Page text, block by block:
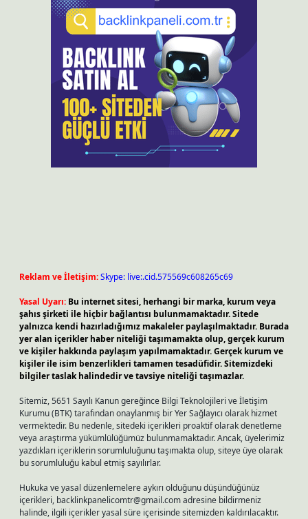
Reklam ve İletişim:Skype: live:.cid.575569c608265c69
Yasal Uyarı: Bu internet sitesi, herhangi bir marka, kurum veya
şahıs şirketi ile hiçbir bağlantısı bulunmamaktadır. Sitede
yalnızca kendi hazırladığımız makaleler paylaşılmaktadır. Burada
yer alan içerikler haber niteliği taşımamakta olup, gerçek kurum
ve kişiler hakkında paylaşım yapılmamaktadır. Gerçek kurum ve
kişiler ile isim benzerlikleri tamamen tesadüfidir. Sitemizdeki
bilgiler taslak halindedir ve tavsiye niteliği taşımazlar.
Sitemiz, 5651 Sayılı Kanun gereğince Bilgi Teknolojileri ve İletişim
Kurumu (BTK) tarafından onaylanmış bir Yer Sağlayıcı olarak hizmet
vermektedir. Bu nedenle, sitedeki içerikleri proaktif olarak denetleme
veya araştırma yükümlülüğümüz bulunmamaktadır. Ancak, üyelerimiz
yazdıkları içeriklerin sorumluluğunu taşımakta olup, siteye üye olarak
bu sorumluluğu kabul etmiş sayılırlar.
Hukuka ve yasal düzenlemelere aykırı olduğunu düşündüğünüz
içerikleri, backlinkpanelicomtr@gmail.comadresine bildirmeniz
halinde, ilgili içerikler yasal süre içerisinde sitemizden kaldırılacaktır.